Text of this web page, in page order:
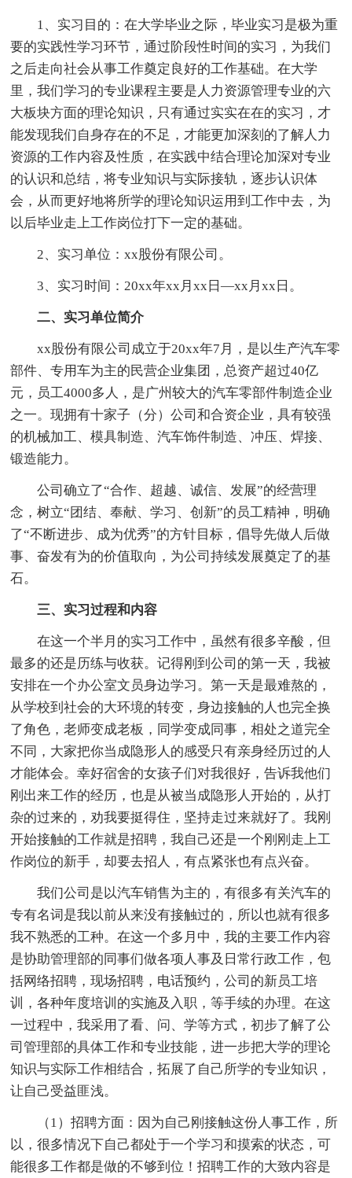
1、实习目的：在大学毕业之际，毕业实习是极为重
要的实践性学习环节，通过阶段性时间的实习，为我们
之后走向社会从事工作奠定良好的工作基础。在大学
里，我们学习的专业课程主要是人力资源管理专业的六
大板块方面的理论知识，只有通过实实在在的实习，才
能发现我们自身存在的不足，才能更加深刻的了解人力
资源的工作内容及性质，在实践中结合理论加深对专业
的认识和总结，将专业知识与实际接轨，逐步认识体
会，从而更好地将所学的理论知识运用到工作中去，为
以后毕业走上工作岗位打下一定的基础。
2、实习单位：xx股份有限公司。
3、实习时间：20xx年xx月xx日—xx月xx日。
二、实习单位简介
xx股份有限公司成立于20xx年7月，是以生产汽车零
部件、专用车为主的民营企业集团，总资产超过40亿
元，员工4000多人，是广州较大的汽车零部件制造企业
之一。现拥有十家子（分）公司和合资企业，具有较强
的机械加工、模具制造、汽车饰件制造、冲压、焊接、
锻造能力。
公司确立了“合作、超越、诚信、发展”的经营理
念，树立“团结、奉献、学习、创新”的员工精神，明确
了“不断进步、成为优秀”的方针目标，倡导先做人后做
事、奋发有为的价值取向，为公司持续发展奠定了的基
石。
三、实习过程和内容
在这一个半月的实习工作中，虽然有很多辛酸，但
最多的还是历练与收获。记得刚到公司的第一天，我被
安排在一个办公室文员身边学习。第一天是最难熬的，
从学校到社会的大环境的转变，身边接触的人也完全换
了角色，老师变成老板，同学变成同事，相处之道完全
不同，大家把你当成隐形人的感受只有亲身经历过的人
才能体会。幸好宿舍的女孩子们对我很好，告诉我他们
刚出来工作的经历，也是从被当成隐形人开始的，从打
杂的过来的，劝我要挺得住，坚持走过来就好了。我刚
开始接触的工作就是招聘，我自己还是一个刚刚走上工
作岗位的新手，却要去招人，有点紧张也有点兴奋。
我们公司是以汽车销售为主的，有很多有关汽车的
专有名词是我以前从来没有接触过的，所以也就有很多
我不熟悉的工种。在这一个多月中，我的主要工作内容
是协助管理部的同事们做各项人事及日常行政工作，包
括网络招聘，现场招聘，电话预约，公司的新员工培
训，各种年度培训的实施及入职，等手续的办理。在这
一过程中，我采用了看、问、学等方式，初步了解了公
司管理部的具体工作和专业技能，进一步把大学的理论
知识与实际工作相结合，拓展了自己所学的专业知识，
让自己受益匪浅。
（1）招聘方面：因为自己刚接触这份人事工作，所
以，很多情况下自己都处于一个学习和摸索的状态，可
能很多工作都是做的不够到位！招聘工作的大致内容是